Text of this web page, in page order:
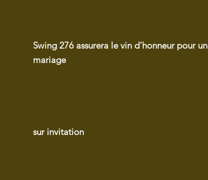
Swing 276 assurera le vin d'honneur pour un
mariage
sur invitation